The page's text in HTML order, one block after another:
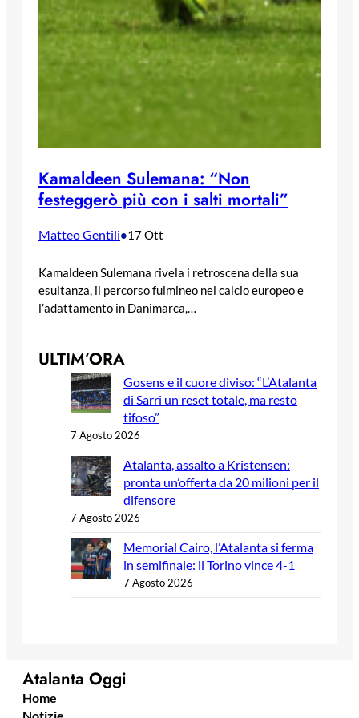
Kamaldeen Sulemana: “Non
festeggerò più con i salti mortali”
Matteo Gentili•17 Ott
Kamaldeen Sulemana rivela i retroscena della sua
esultanza, il percorso fulmineo nel calcio europeo e
l’adattamento in Danimarca,…
ULTIM’ORA
Gosens e il cuore diviso: “L’Atalanta
di Sarri un reset totale, ma resto
tifoso”
7 Agosto 2026
Atalanta, assalto a Kristensen:
pronta un’offerta da 20 milioni per il
difensore
7 Agosto 2026
Memorial Cairo, l’Atalanta si ferma
in semifinale: il Torino vince 4-1
7 Agosto 2026
Atalanta Oggi
Home
Notizie